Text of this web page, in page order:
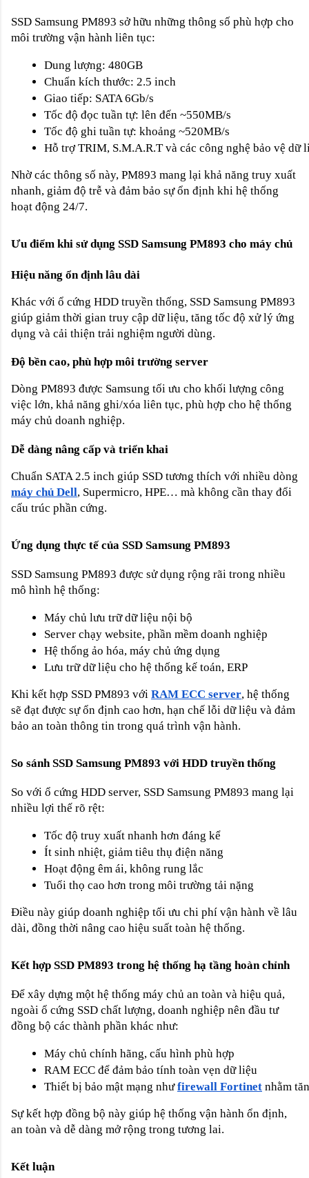
SSD Samsung PM893 sở hữu những thông số phù hợp cho
môi trường vận hành liên tục:
Dung lượng: 480GB
Chuẩn kích thước: 2.5 inch
Giao tiếp: SATA 6Gb/s
Tốc độ đọc tuần tự: lên đến ~550MB/s
Tốc độ ghi tuần tự: khoảng ~520MB/s
Hỗ trợ TRIM, S.M.A.R.T và các công nghệ bảo vệ dữ
Nhờ các thông số này, PM893 mang lại khả năng truy xuất
nhanh, giảm độ trễ và đảm bảo sự ổn định khi hệ thống
hoạt động 24/7.
Ưu điểm khi sử dụng SSD Samsung PM893 cho máy chủ
Hiệu năng ổn định lâu dài
Khác với ổ cứng HDD truyền thống, SSD Samsung PM893
giúp giảm thời gian truy cập dữ liệu, tăng tốc độ xử lý ứng
dụng và cải thiện trải nghiệm người dùng.
Độ bền cao, phù hợp môi trường server
Dòng PM893 được Samsung tối ưu cho khối lượng công
việc lớn, khả năng ghi/xóa liên tục, phù hợp cho hệ thống
máy chủ doanh nghiệp.
Dễ dàng nâng cấp và triển khai
Chuẩn SATA 2.5 inch giúp SSD tương thích với nhiều dòng
máy chủ Dell, Supermicro, HPE… mà không cần thay đổi
cấu trúc phần cứng.
Ứng dụng thực tế của SSD Samsung PM893
SSD Samsung PM893 được sử dụng rộng rãi trong nhiều
mô hình hệ thống:
Máy chủ lưu trữ dữ liệu nội bộ
Server chạy website, phần mềm doanh nghiệp
Hệ thống ảo hóa, máy chủ ứng dụng
Lưu trữ dữ liệu cho hệ thống kế toán, ERP
Khi kết hợp SSD PM893 với RAM ECC server, hệ thống
sẽ đạt được sự ổn định cao hơn, hạn chế lỗi dữ liệu và đảm
bảo an toàn thông tin trong quá trình vận hành.
So sánh SSD Samsung PM893 với HDD truyền thống
So với ổ cứng HDD server, SSD Samsung PM893 mang lại
nhiều lợi thế rõ rệt:
Tốc độ truy xuất nhanh hơn đáng kể
Ít sinh nhiệt, giảm tiêu thụ điện năng
Hoạt động êm ái, không rung lắc
Tuổi thọ cao hơn trong môi trường tải nặng
Điều này giúp doanh nghiệp tối ưu chi phí vận hành về lâu
dài, đồng thời nâng cao hiệu suất toàn hệ thống.
Kết hợp SSD PM893 trong hệ thống hạ tầng hoàn chỉnh
Để xây dựng một hệ thống máy chủ an toàn và hiệu quả,
ngoài ổ cứng SSD chất lượng, doanh nghiệp nên đầu tư
đồng bộ các thành phần khác như:
Máy chủ chính hãng, cấu hình phù hợp
RAM ECC để đảm bảo tính toàn vẹn dữ liệu
Thiết bị bảo mật mạng như firewall Fortinet nhằm
Sự kết hợp đồng bộ này giúp hệ thống vận hành ổn định,
an toàn và dễ dàng mở rộng trong tương lai.
Kết luận